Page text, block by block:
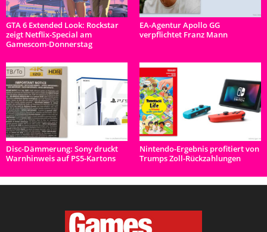
GTA 6 Extended Look: Rockstar
zeigt Netflix-Special am
Gamescom-Donnerstag
EA-Agentur Apollo GG
verpflichtet Franz Mann
Disc-Dämmerung: Sony druckt
Warnhinweis auf PS5-Kartons
Nintendo-Ergebnis profitiert von
Trumps Zoll-Rückzahlungen